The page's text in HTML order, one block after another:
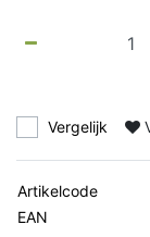
Vergelijk
Artikelcode
EAN